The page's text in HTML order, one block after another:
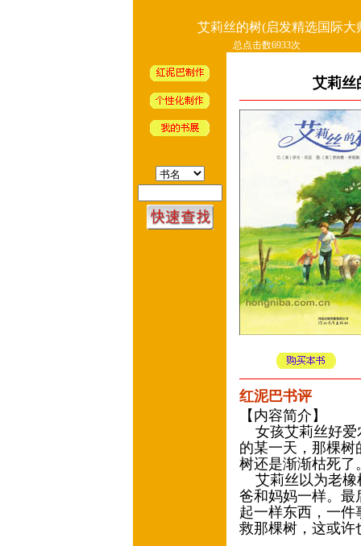
艾莉丝的树(启发精选国际大
总点击数6933次
艾莉丝
红泥巴书评
【内容简介】
女孩艾莉丝好爱
的某一天，那棵
树还是渐渐枯死
艾莉丝以为老橡
爸和妈妈一样。最
起一样东西，一
救那棵树，这或